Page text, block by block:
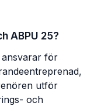
ABPU 25?
ansvarar för
utför
och